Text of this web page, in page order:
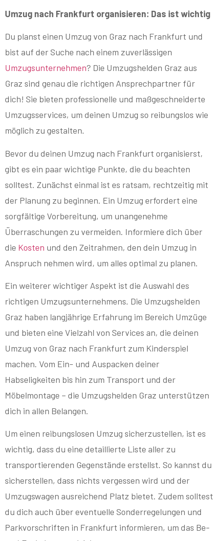
Umzug nach Frankfurt organisieren: Das ist wichtig
Du planst einen Umzug von Graz nach Frankfurt und
bist auf der Suche nach einem zuverlässigen
Umzugsunternehmen? Die Umzugshelden Graz aus
Graz sind genau die richtigen Ansprechpartner für
dich! Sie bieten professionelle und maßgeschneiderte
Umzugsservices, um deinen Umzug so reibungslos wie
möglich zu gestalten.
Bevor du deinen Umzug nach Frankfurt organisierst,
gibt es ein paar wichtige Punkte, die du beachten
solltest. Zunächst einmal ist es ratsam, rechtzeitig mit
der Planung zu beginnen. Ein Umzug erfordert eine
sorgfältige Vorbereitung, um unangenehme
Überraschungen zu vermeiden. Informiere dich über
die Kosten und den Zeitrahmen, den dein Umzug in
Anspruch nehmen wird, um alles optimal zu planen.
Ein weiterer wichtiger Aspekt ist die Auswahl des
richtigen Umzugsunternehmens. Die Umzugshelden
Graz haben langjährige Erfahrung im Bereich Umzüge
und bieten eine Vielzahl von Services an, die deinen
Umzug von Graz nach Frankfurt zum Kinderspiel
machen. Vom Ein- und Auspacken deiner
Habseligkeiten bis hin zum Transport und der
Möbelmontage – die Umzugshelden Graz unterstützen
dich in allen Belangen.
Um einen reibungslosen Umzug sicherzustellen, ist es
wichtig, dass du eine detaillierte Liste aller zu
transportierenden Gegenstände erstellst. So kannst du
sicherstellen, dass nichts vergessen wird und der
Umzugswagen ausreichend Platz bietet. Zudem solltest
du dich auch über eventuelle Sonderregelungen und
Parkvorschriften in Frankfurt informieren, um das Be-